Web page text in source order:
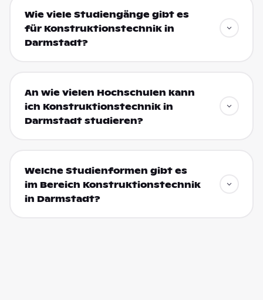
Wie viele Studiengänge gibt es
für Konstruktionstechnik in
Darmstadt?
An wie vielen Hochschulen kann
ich Konstruktionstechnik in
Darmstadt studieren?
Welche Studienformen gibt es
im Bereich Konstruktionstechnik
in Darmstadt?